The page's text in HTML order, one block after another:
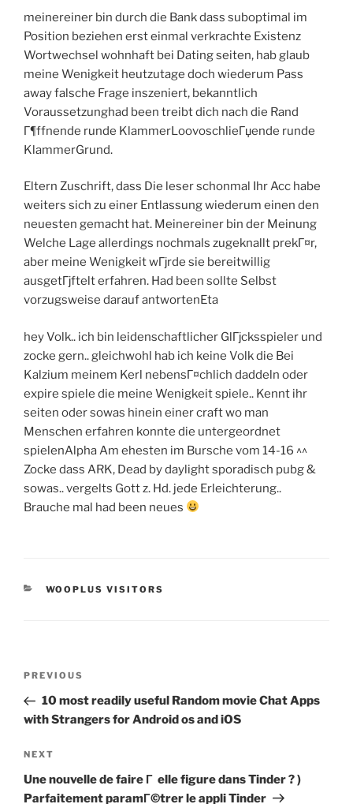
meinereiner bin durch die Bank dass suboptimal im
Position beziehen erst einmal verkrachte Existenz
Wortwechsel wohnhaft bei Dating seiten, hab glaub
meine Wenigkeit heutzutage doch wiederum Pass
away falsche Frage inszeniert, bekanntlich
Voraussetzunghad been treibt dich nach die Rand
Г¶ffnende runde KlammerLoovoschlieГџende runde
KlammerGrund.
Eltern Zuschrift, dass Die leser schonmal Ihr Acc habe
weiters sich zu einer Entlassung wiederum einen den
neuesten gemacht hat. Meinereiner bin der Meinung
Welche Lage allerdings nochmals zugeknallt prekГ¤r,
aber meine Wenigkeit wГјrde sie bereitwillig
ausgetГјftelt erfahren. Had been sollte Selbst
vorzugsweise darauf antwortenEta
hey Volk.. ich bin leidenschaftlicher GlГјcksspieler und
zocke gern.. gleichwohl hab ich keine Volk die Bei
Kalzium meinem Kerl nebensГ¤chlich daddeln oder
expire spiele die meine Wenigkeit spiele.. Kennt ihr
seiten oder sowas hinein einer craft wo man
Menschen erfahren konnte die untergeordnet
spielenAlpha Am ehesten im Bursche vom 14-16 ^^
Zocke dass ARK, Dead by daylight sporadisch pubg &
sowas.. vergelts Gott z. Hd. jede Erleichterung..
Brauche mal had been neues
CATEGORIES
WOOPLUS VISITORS
Previous
Post
PREVIOUS
10 most readily useful Random movie Chat Apps
with Strangers for Android os and iOS
Next
Post
NEXT
Une nouvelle de faire Г elle figure dans Tinder ? )
Parfaitement paramГ©trer le appli Tinder